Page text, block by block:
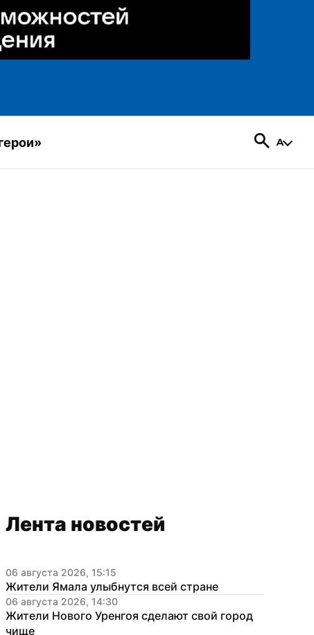
Лента новостей
06 августа 2026, 15:15
Жители Ямала улыбнутся всей стране
06 августа 2026, 14:30
Жители Нового Уренгоя сделают свой город
чище